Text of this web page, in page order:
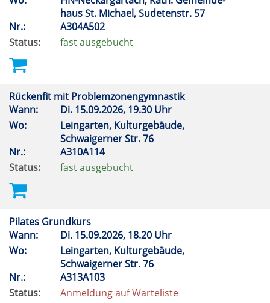
haus St. Michael, Sudetenstr. 57
Nr.:
A304A502
Status:
fast ausgebucht
Rückenfit mit Problemzonengymnastik
Wann:
Di. 15.09.2026, 19.30 Uhr
Wo:
Leingarten, Kulturgebäude,
Schwaigerner Str. 76
Nr.:
A310A114
Status:
fast ausgebucht
Pilates Grundkurs
Wann:
Di. 15.09.2026, 18.20 Uhr
Wo:
Leingarten, Kulturgebäude,
Schwaigerner Str. 76
Nr.:
A313A103
Status:
Anmeldung auf Warteliste